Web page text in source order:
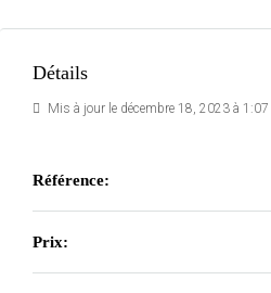
Détails
Mis à jour le décembre 18, 2023 à
Référence:
Prix: